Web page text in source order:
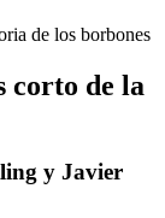
corto de la
y Javier